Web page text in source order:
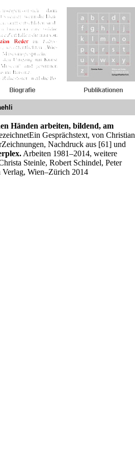
Händen arbeiten, bildend, am
Gesprächstext, von Christian
Nachdruck aus [61] und
Arbeiten 1981–2014, weitere
Steinle, Robert Schindel, Peter
Wien–Zürich 2014